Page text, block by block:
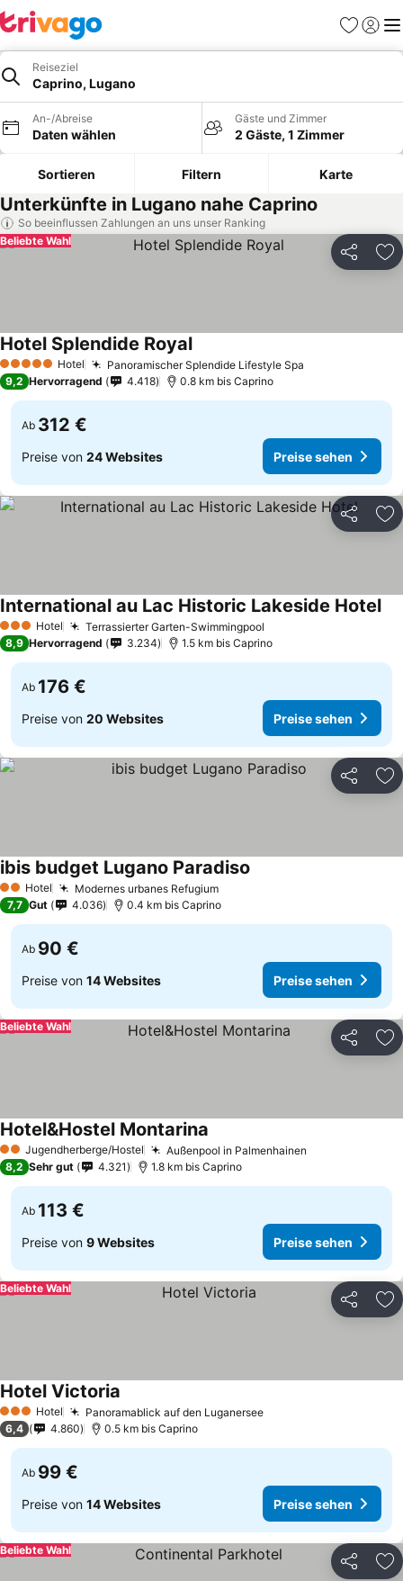
Favoriten
Reiseziel
Caprino, Lugano
An-/Abreise
Daten wählen
Gäste und Zimmer
2 Gäste, 1 Zimmer
Sortieren Filtern Karte
Unterkünfte in Lugano nahe Caprino
So beeinflussen Zahlungen an uns unser Ranking
Teilen
Beliebte Wahl
5 Sterne Hotel Panoramischer Splendide Lifestyle Spa
Hotel Splendide Royal
9,2 Hervorragend 4.418 0.8 km bis Caprino
Ab 312 €
Preise von 24 Websites Preise sehen
Teilen
3 SterneHotel Terrassierter Garten-Swimmingpool
International au Lac Historic Lakeside Hotel
8,9 Hervorragend 3.234 1.5 km bis Caprino
Ab 176 €
Preise von 20 Websites Preise sehen
Teilen
2 Sterne
Hotel Modernes urbanes Refugium
ibis budget Lugano Paradiso
7,7 Gut 4.036 0.4 km bis Caprino
Ab 90 €
Preise von 14 Websites Preise sehen
Teilen
Beliebte Wahl
2 SterneJugendherberge/Hostel Außenpool in Palmenhainen
Hotel&Hostel Montarina
8,2 Sehr gut 4.321 1.8 km bis Caprino
Ab 113 €
Preise von 9 Websites Preise sehen
Teilen
Beliebte Wahl
3 SterneHotel Panoramablick auf den Luganersee
Hotel Victoria
6,4 4.860 0.5 km bis Caprino
Ab 99 €
Preise von 14 Websites Preise sehen
Teilen
Beliebte Wahl